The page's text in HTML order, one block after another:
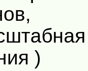
)